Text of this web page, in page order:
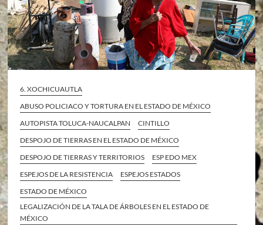
6. XOCHICUAUTLA
ABUSO POLICIACO Y TORTURA EN EL ESTADO DE MÉXICO
AUTOPISTA TOLUCA-NAUCALPAN
CINTILLO
DESPOJO DE TIERRAS EN EL ESTADO DE MÉXICO
DESPOJO DE TIERRAS Y TERRITORIOS
ESP EDO MEX
ESPEJOS DE LA RESISTENCIA
ESPEJOS ESTADOS
ESTADO DE MÉXICO
LEGALIZACIÓN DE LA TALA DE ÁRBOLES EN EL ESTADO DE
MÉXICO